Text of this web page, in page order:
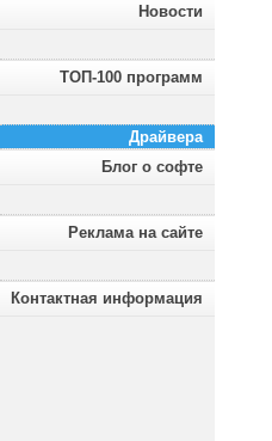
Новости
ТОП-100 программ
Драйвера
Блог о софте
Реклама на сайте
Контактная информация